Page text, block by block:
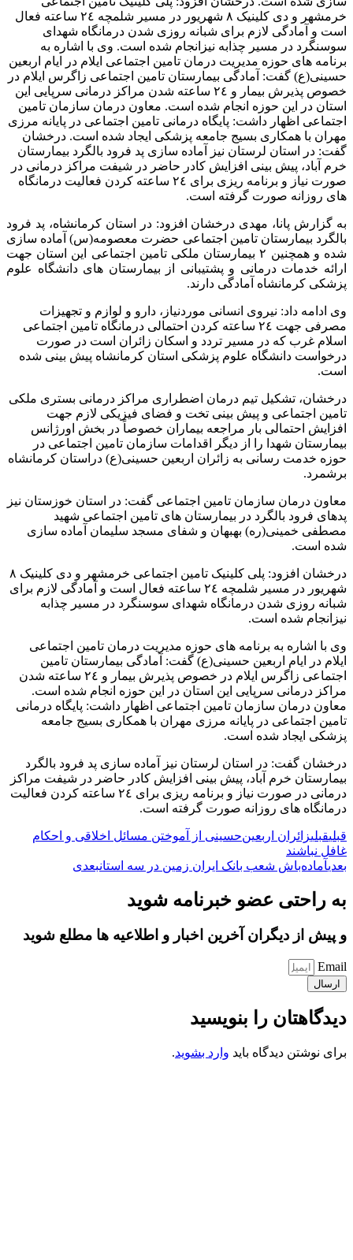
خرمشهر و دی کلینیک ٨ شهریور در مسیر شلمچه ٢٤ ساعته فعال
است و آمادگی لازم برای شبانه روزی شدن درمانگاه شهدای
سوسنگرد در مسیر چذابه نیزانجام شده است. وی با اشاره به
برنامه های حوزه مدیریت درمان تامین اجتماعی ایلام در ایام اربعین
حسینی(ع) گفت: آمادگی بیمارستان تامین اجتماعی زاگرس ایلام در
خصوص پذیرش بیمار و ٢٤ ساعته شدن مراکز درمانی سرپایی این
استان در این حوزه انجام شده است. معاون درمان سازمان تامین
اجتماعی اظهار داشت: پایگاه درمانی تامین اجتماعی در پایانه مرزی
مهران با همکاری بسیج جامعه پزشکی ایجاد شده است. درخشان
گفت: در استان لرستان نیز آماده سازی پد فرود بالگرد بیمارستان
خرم آباد، پیش بینی افزایش کادر حاضر در شیفت مراکز درمانی در
صورت نیاز و برنامه ریزی برای ٢٤ ساعته کردن فعالیت درمانگاه
های روزانه صورت گرفته است.
به گزارش پانا، مهدی درخشان افزود: در استان کرمانشاه، پد فرود
بالگرد بیمارستان تامین اجتماعی حضرت معصومه(س) آماده سازی
شده و همچنین ٢ بیمارستان ملکی تامین اجتماعی این استان جهت
ارائه خدمات درمانی و پشتیبانی از بیمارستان های دانشگاه علوم
پزشکی کرمانشاه آمادگی دارند.
وی ادامه داد: نیروی انسانی موردنیاز، دارو و لوازم و تجهیزات
مصرفی جهت ٢٤ ساعته کردن احتمالی درمانگاه تامین اجتماعی
اسلام غرب که در مسیر تردد و اسکان زائران است در صورت
درخواست دانشگاه علوم پزشکی استان کرمانشاه پیش بینی شده
است.
درخشان، تشکیل تیم درمان اضطراری مراکز درمانی بستری ملکی
تامین اجتماعی و پیش بینی تخت و فضای فیزیکی لازم جهت
افزایش احتمالی بار مراجعه بیماران خصوصاً در بخش اورژانس
بیمارستان شهدا را از دیگر اقدامات سازمان تامین اجتماعی در
حوزه خدمت رسانی به زائران اربعین حسینی(ع) دراستان کرمانشاه
برشمرد.
معاون درمان سازمان تامین اجتماعی گفت: در استان خوزستان نیز
پدهای فرود بالگرد در بیمارستان های تامین اجتماعی شهید
مصطفی خمینی(ره) بهبهان و شفای مسجد سلیمان آماده سازی
شده است.
درخشان افزود: پلی کلینیک تامین اجتماعی خرمشهر و دی کلینیک ٨
شهریور در مسیر شلمچه ٢٤ ساعته فعال است و آمادگی لازم برای
شبانه روزی شدن درمانگاه شهدای سوسنگرد در مسیر چذابه
نیزانجام شده است.
وی با اشاره به برنامه های حوزه مدیریت درمان تامین اجتماعی
ایلام در ایام اربعین حسینی(ع) گفت: آمادگی بیمارستان تامین
اجتماعی زاگرس ایلام در خصوص پذیرش بیمار و ٢٤ ساعته شدن
مراکز درمانی سرپایی این استان در این حوزه انجام شده است.
معاون درمان سازمان تامین اجتماعی اظهار داشت: پایگاه درمانی
تامین اجتماعی در پایانه مرزی مهران با همکاری بسیج جامعه
پزشکی ایجاد شده است.
درخشان گفت: در استان لرستان نیز آماده سازی پد فرود بالگرد
بیمارستان خرم آباد، پیش بینی افزایش کادر حاضر در شیفت مراکز
درمانی در صورت نیاز و برنامه ریزی برای ٢٤ ساعته کردن فعالیت
درمانگاه های روزانه صورت گرفته است.
قبلیقبلیزائران اربعین‌حسینی از آموختن مسائل اخلاقی و احکام
غافل نباشند
بعدیآماده‌باش شعب بانک ایران زمین در سه استانبعدی
به راحتی عضو خبرنامه شوید
و پیش از دیگران آخرین اخبار و اطلاعیه ها مطلع شوید
Email
ارسال
دیدگاهتان را بنویسید
برای نوشتن دیدگاه باید وارد بشوید.